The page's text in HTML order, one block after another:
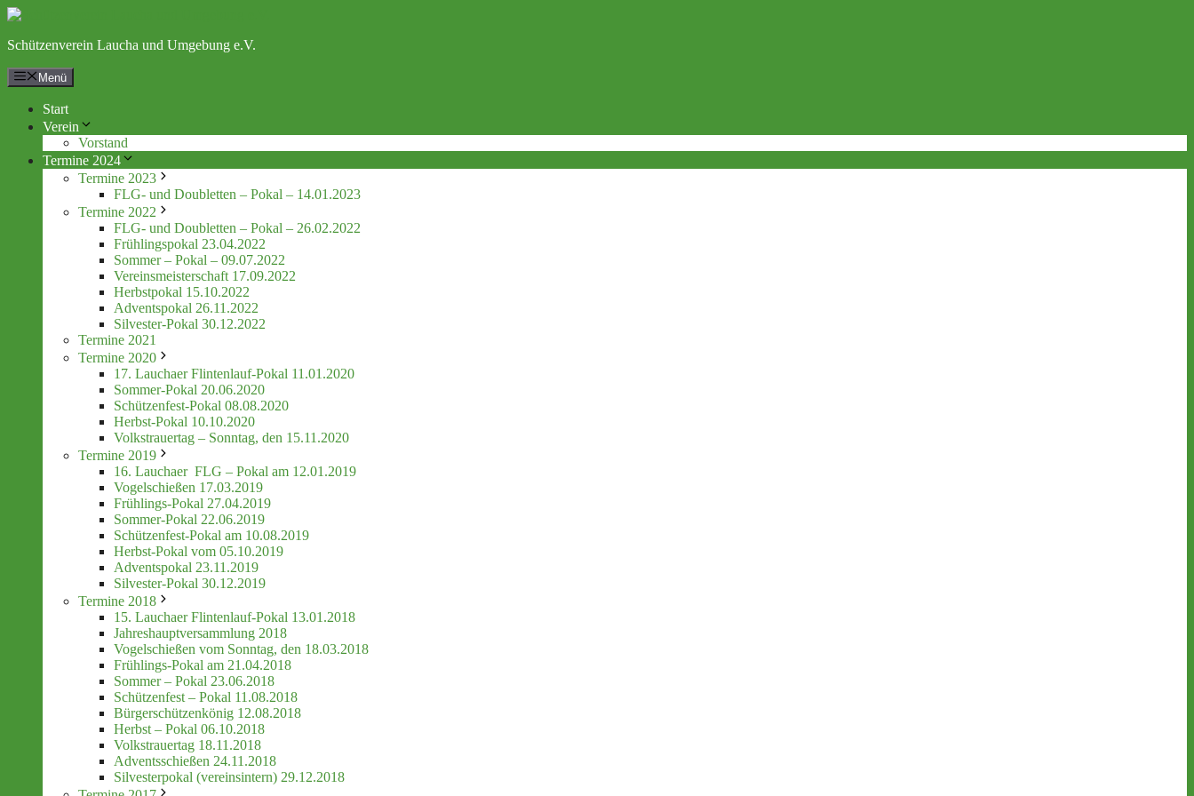
Zum
springen
Schützenverein Laucha und Umgebung e.V.
Menü
Start
Verein
Vorstand
Termine 2024
Termine 2023
FLG- und Doubletten – Pokal – 14.01.2023
Termine 2022
FLG- und Doubletten – Pokal – 26.02.2022
Frühlingspokal 23.04.2022
Sommer – Pokal – 09.07.2022
Vereinsmeisterschaft 17.09.2022
Herbstpokal 15.10.2022
Adventspokal 26.11.2022
Silvester-Pokal 30.12.2022
Termine 2021
Termine 2020
17. Lauchaer Flintenlauf-Pokal 11.01.2020
Sommer-Pokal 20.06.2020
Schützenfest-Pokal 08.08.2020
Herbst-Pokal 10.10.2020
Volkstrauertag – Sonntag, den 15.11.2020
Termine 2019
16. Lauchaer FLG – Pokal am 12.01.2019
Vogelschießen 17.03.2019
Frühlings-Pokal 27.04.2019
Sommer-Pokal 22.06.2019
Schützenfest-Pokal am 10.08.2019
Herbst-Pokal vom 05.10.2019
Adventspokal 23.11.2019
Silvester-Pokal 30.12.2019
Termine 2018
15. Lauchaer Flintenlauf-Pokal 13.01.2018
Jahreshauptversammlung 2018
Vogelschießen vom Sonntag, den 18.03.2018
Frühlings-Pokal am 21.04.2018
Sommer – Pokal 23.06.2018
Schützenfest – Pokal 11.08.2018
Bürgerschützenkönig 12.08.2018
Herbst – Pokal 06.10.2018
Volkstrauertag 18.11.2018
Adventsschießen 24.11.2018
Silvesterpokal (vereinsintern) 29.12.2018